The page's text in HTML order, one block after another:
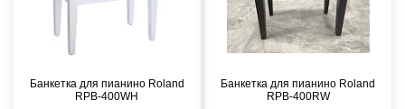
Банкетка для пианино Roland
RPB-400WH
Банкетка для пианино Roland
RPB-400RW